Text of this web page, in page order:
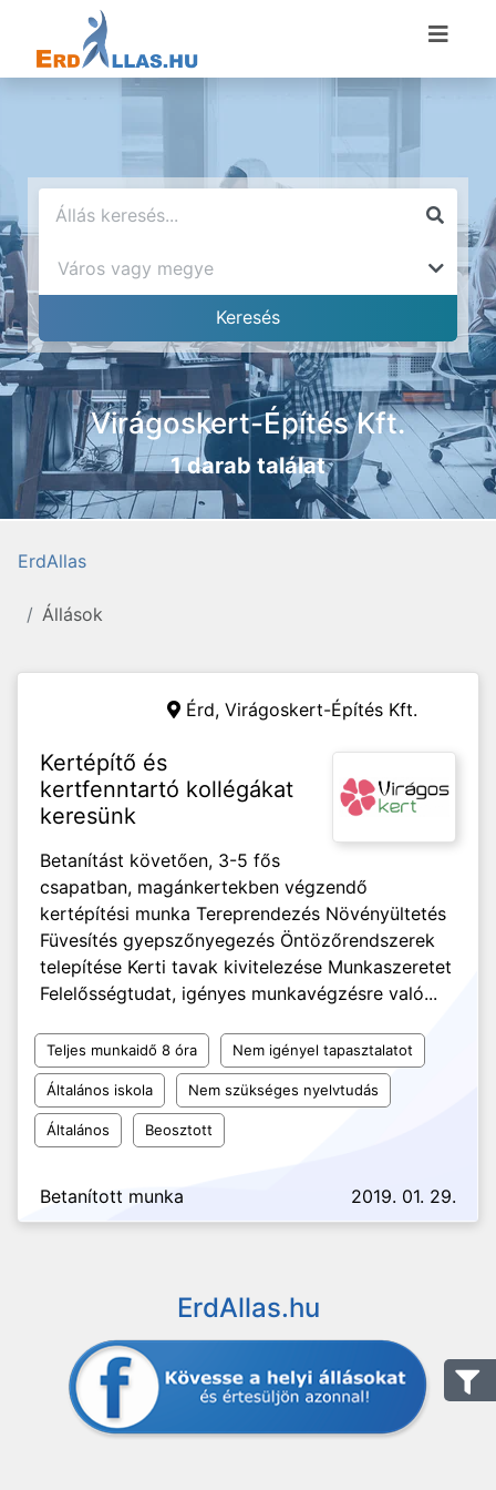
Virágoskert-Építés Kft.
1 darab találat
ErdAllas
Állások
Érd, Virágoskert-Építés Kft.
Kertépítő és
kertfenntartó kollégákat
keresünk
Betanítást követően, 3-5 fős
csapatban, magánkertekben végzendő
kertépítési munka Tereprendezés Növényültetés
Füvesítés gyepszőnyegezés Öntözőrendszerek
telepítése Kerti tavak kivitelezése Munkaszeretet
Felelősségtudat, igényes munkavégzésre való...
Teljes munkaidő 8 óra Nem igényel tapasztalatot
Általános iskola Nem szükséges nyelvtudás
Általános Beosztott
Betanított munka 2019. 01. 29.
ErdAllas.hu